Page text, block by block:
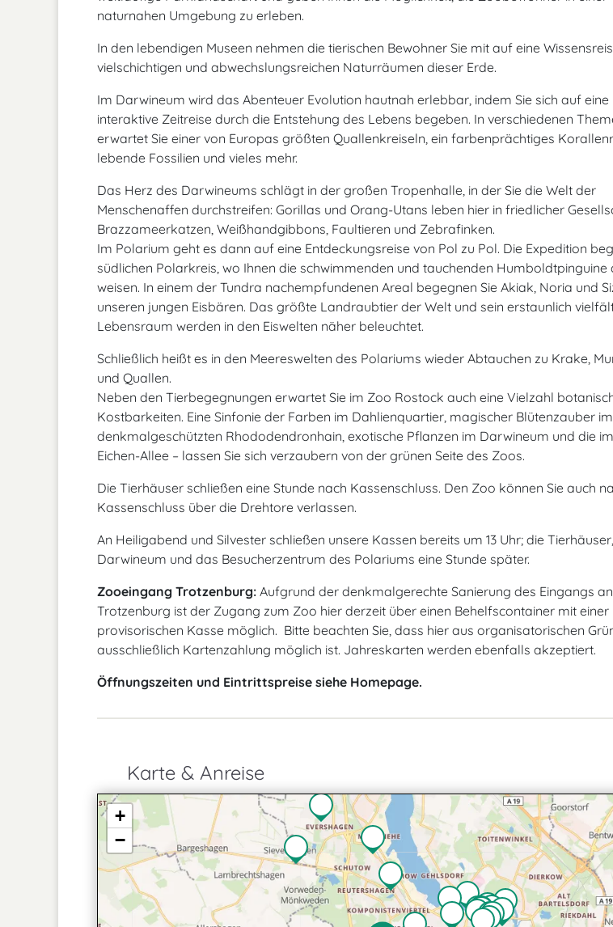
naturnahen Umgebung zu erleben.
In den lebendigen Museen nehmen die tierischen Bewohner Sie mit auf eine
vielschichtigen und abwechslungsreichen Naturräumen dieser Erde.
Im Darwineum wird das Abenteuer Evolution hautnah erlebbar, indem Sie sich auf eine
interaktive Zeitreise durch die Entstehung des Lebens begeben. In verschiedenen
erwartet Sie einer von Europas größten Quallenkreiseln, ein farbenprächtiges
lebende Fossilien und vieles mehr.
Das Herz des Darwineums schlägt in der großen Tropenhalle, in der Sie die Welt der
Menschenaffen durchstreifen: Gorillas und Orang-Utans leben hier in friedlicher
Brazzameerkatzen, Weißhandgibbons, Faultieren und Zebrafinken.
Im Polarium geht es dann auf eine Entdeckungsreise von Pol zu Pol. Die Expedition
südlichen Polarkreis, wo Ihnen die schwimmenden und tauchenden Humboldtpinguine
weisen. In einem der Tundra nachempfundenen Areal begegnen Sie Akiak, Noria und
unseren jungen Eisbären. Das größte Landraubtier der Welt und sein erstaunlich
Lebensraum werden in den Eiswelten näher beleuchtet.
Schließlich heißt es in den Meereswelten des Polariums wieder Abtauchen zu Krake,
und Quallen.
Neben den Tierbegegnungen erwartet Sie im Zoo Rostock auch eine Vielzahl
Kostbarkeiten. Eine Sinfonie der Farben im Dahlienquartier, magischer Blütenzauber im
denkmalgeschützten Rhododendronhain, exotische Pflanzen im Darwineum und die
Eichen-Allee – lassen Sie sich verzaubern von der grünen Seite des Zoos.
Die Tierhäuser schließen eine Stunde nach Kassenschluss. Den Zoo können Sie auch
Kassenschluss über die Drehtore verlassen.
An Heiligabend und Silvester schließen unsere Kassen bereits um 13 Uhr; die
Darwineum und das Besucherzentrum des Polariums eine Stunde später.
Zooeingang Trotzenburg: Aufgrund der denkmalgerechte Sanierung des Eingangs
Trotzenburg ist der Zugang zum Zoo hier derzeit über einen Behelfscontainer mit einer
provisorischen Kasse möglich. Bitte beachten Sie, dass hier aus organisatorischen
ausschließlich Kartenzahlung möglich ist. Jahreskarten werden ebenfalls akzeptiert.
Öffnungszeiten und Eintrittspreise siehe Homepage.
Karte & Anreise
+
−